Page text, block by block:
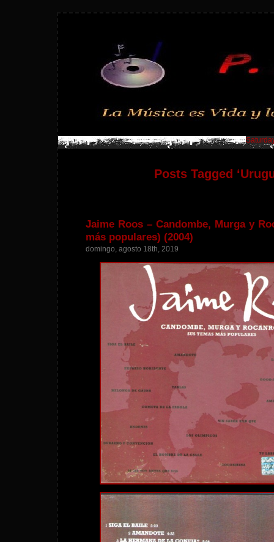
Posts Tagged
Jaime Roos – Candombe, Murga y
más populares) (2004)
domingo, agosto 18th, 2019